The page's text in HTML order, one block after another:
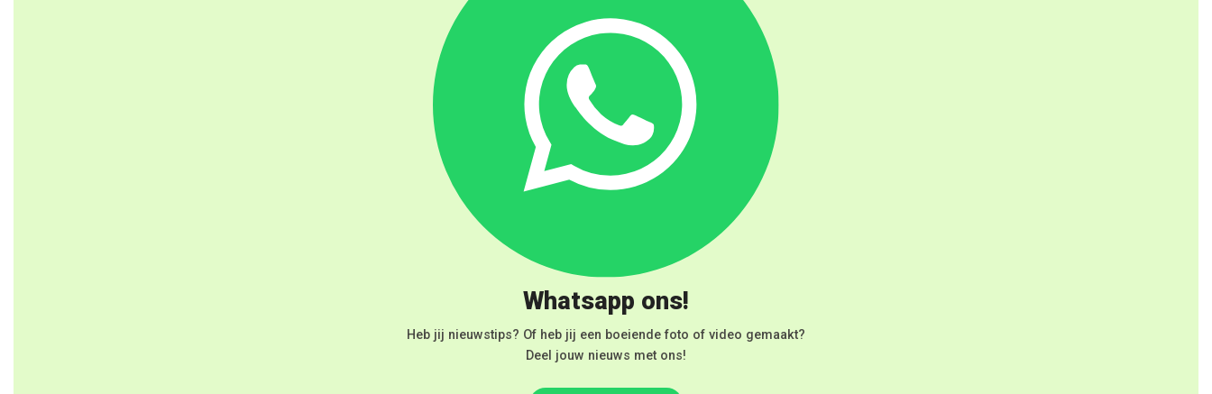
Whatsapp ons!
Heb jij nieuwstips? Of heb jij een boeiende foto of video gemaakt?
Deel jouw nieuws met ons!